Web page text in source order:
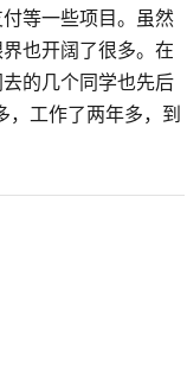
等一些项目。虽然
也开阔了很多。在
的几个同学也先后
，工作了两年多，到